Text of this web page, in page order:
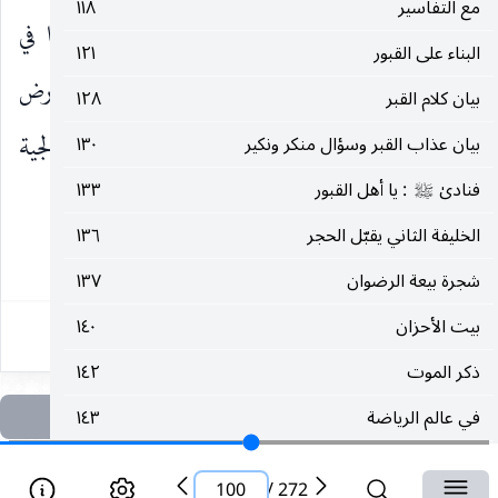
مع التفاسير
١١٨
البناء على القبور
١٢١
بيان كلام القبر
١٢٨
بيان عذاب القبر وسؤال منكر ونكير
١٣٠
فنادىٰ صلى‌الله‌عليه‌وآله : يا أهل القبور
١٣٣
الخليفة الثاني يقبّل الحجر
١٣٦
شجرة بيعة الرضوان
١٣٧
بيت الأحزان
١٤٠
ذكر الموت
١٤٢
في عالم الرياضة
١٤٣
في شرح نهج البلاغة
والحال هناك مقابر في بغداد ، وفي أرقى مناطقها في
الأعظمية وعلى مرأى من الناس قبورها تعلو عن الأرض
أمتاراً ، وعليها سقوف وأبنية شامخة ، وهكذا في الشالجية
، والنهضة ، ومحلّة باب الشيخ ، لا يمسّها الطير... !!
272
/
100